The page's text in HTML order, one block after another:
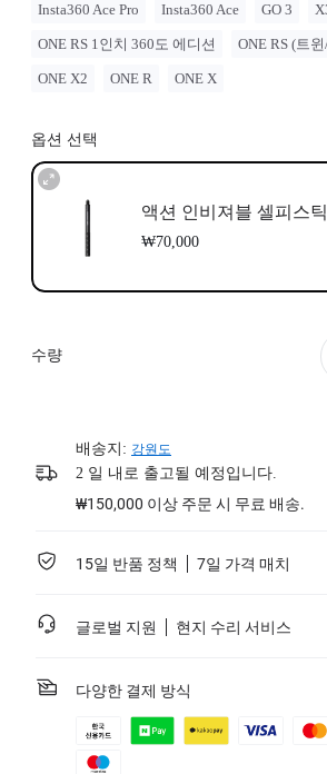
Insta360 Ace Pro Insta360 Ace GO 3
ONE RS 1인치 360도 에디션 ONE RS (트
ONE X2 ONE R ONE X
옵션 선택
액션 인비져블 셀피스틱
₩70,000
수량
배송지: 강원도
2 일 내로 출고될 예정입니다.
₩150,000 이상 주문 시 무료 배송.
15일 반품 정책 7일 가격 매치
글로벌 지원 현지 수리 서비스
다양한 결제 방식